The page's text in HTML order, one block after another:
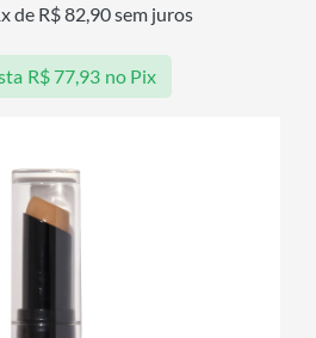
de R$82,90sem juros
R$77,93 no Pix